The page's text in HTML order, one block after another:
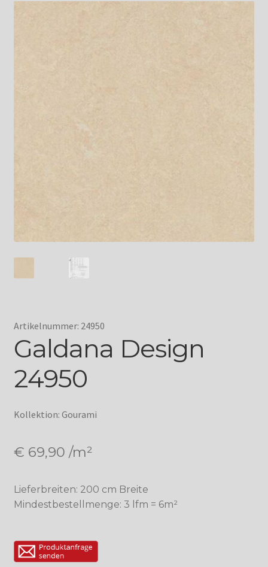
Artikelnummer: 24950
Galdana Design
24950
Kollektion: Gourami
€ 69,90 /m²
Lieferbreiten: 200 cm Breite
Mindestbestellmenge: 3 lfm = 6m²